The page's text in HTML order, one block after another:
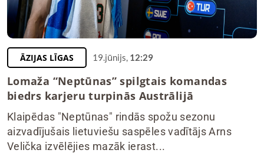
ĀZIJAS LĪGAS 19.jūnijs, 12:29
Lomaža “Neptūnas” spilgtais komandas
biedrs karjeru turpinās Austrālijā
Klaipēdas "Neptūnas" rindās spožu sezonu
aizvadījušais lietuviešu saspēles vadītājs Arns
Velička izvēlējies mazāk ierast...